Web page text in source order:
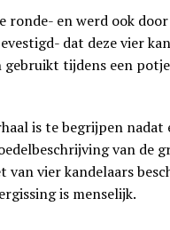
ronde- en werd ook
dat deze vier
gebruikt tijdens een
is te begrijpen nadat
van de
van vier kandelaars
is menselijk.